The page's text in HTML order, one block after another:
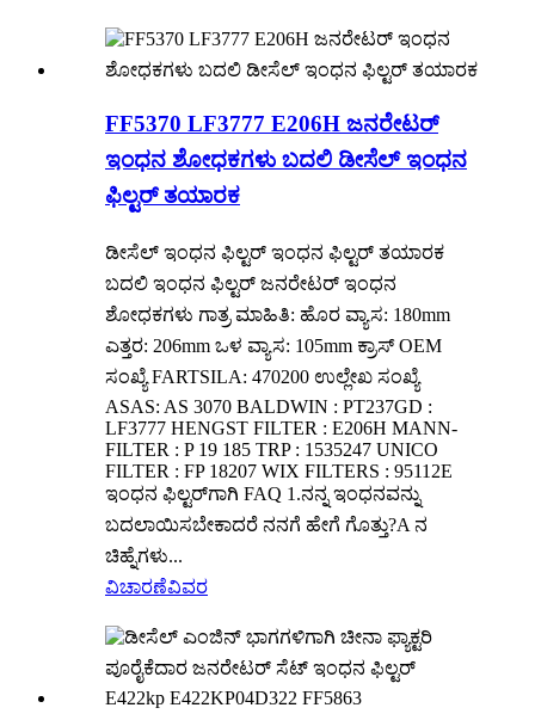
FF5370 LF3777 E206H ಜನರೇಟರ್
ಇಂಧನ ಶೋಧಕಗಳು ಬದಲಿ ಡೀಸೆಲ್ ಇಂಧನ
ಫಿಲ್ಟರ್ ತಯಾರಕ
ಡೀಸೆಲ್ ಇಂಧನ ಫಿಲ್ಟರ್ ಇಂಧನ ಫಿಲ್ಟರ್ ತಯಾರಕ
ಬದಲಿ ಇಂಧನ ಫಿಲ್ಟರ್ ಜನರೇಟರ್ ಇಂಧನ
ಶೋಧಕಗಳು ಗಾತ್ರ ಮಾಹಿತಿ: ಹೊರ ವ್ಯಾಸ: 180mm
ಎತ್ತರ: 206mm ಒಳ ವ್ಯಾಸ: 105mm ಕ್ರಾಸ್ OEM
ಸಂಖ್ಯೆ FARTSILA: 470200 ಉಲ್ಲೇಖ ಸಂಖ್ಯೆ
ASAS: AS 3070 BALDWIN : PT237GD :
LF3777 HENGST FILTER : E206H MANN-
FILTER : P 19 185 TRP : 1535247 UNICO
FILTER : FP 18207 WIX FILTERS : 95112E
ಇಂಧನ ಫಿಲ್ಟರ್‌ಗಾಗಿ FAQ 1.ನನ್ನ ಇಂಧನವನ್ನು
ಬದಲಾಯಿಸಬೇಕಾದರೆ ನನಗೆ ಹೇಗೆ ಗೊತ್ತು?A ನ
ಚಿಹ್ನೆಗಳು...
ವಿಚಾರಣೆವಿವರ